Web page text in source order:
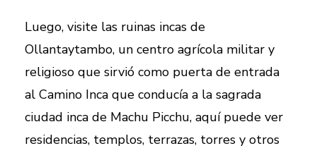
Luego, visite las ruinas incas de
Ollantaytambo, un centro agrícola militar y
religioso que sirvió como puerta de entrada
al Camino Inca que conducía a la sagrada
ciudad inca de Machu Picchu, aquí puede ver
residencias, templos, terrazas, torres y otros